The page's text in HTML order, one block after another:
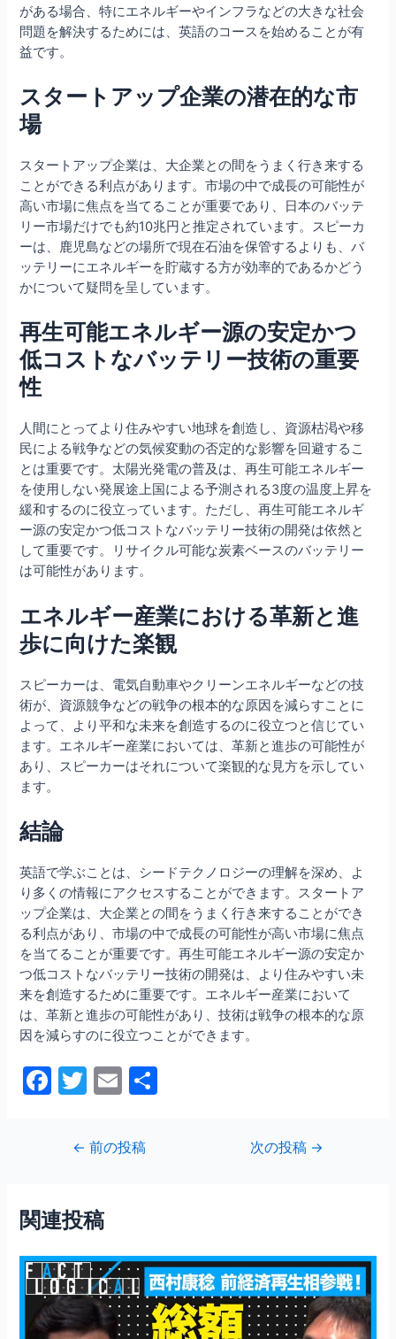
がある場合、特にエネルギーやインフラなどの大きな社会
問題を解決するためには、英語のコースを始めることが有
益です。
スタートアップ企業の潜在的な市
場
スタートアップ企業は、大企業との間をうまく行き来する
ことができる利点があります。市場の中で成長の可能性が
高い市場に焦点を当てることが重要であり、日本のバッテ
リー市場だけでも約10兆円と推定されています。スピーカ
ーは、鹿児島などの場所で現在石油を保管するよりも、バ
ッテリーにエネルギーを貯蔵する方が効率的であるかどう
かについて疑問を呈しています。
再生可能エネルギー源の安定かつ
低コストなバッテリー技術の重要
性
人間にとってより住みやすい地球を創造し、資源枯渇や移
民による戦争などの気候変動の否定的な影響を回避するこ
とは重要です。太陽光発電の普及は、再生可能エネルギー
を使用しない発展途上国による予測される3度の温度上昇を
緩和するのに役立っています。ただし、再生可能エネルギ
ー源の安定かつ低コストなバッテリー技術の開発は依然と
して重要です。リサイクル可能な炭素ベースのバッテリー
は可能性があります。
エネルギー産業における革新と進
歩に向けた楽観
スピーカーは、電気自動車やクリーンエネルギーなどの技
術が、資源競争などの戦争の根本的な原因を減らすことに
よって、より平和な未来を創造するのに役立つと信じてい
ます。エネルギー産業においては、革新と進歩の可能性が
あり、スピーカーはそれについて楽観的な見方を示してい
ます。
結論
英語で学ぶことは、シードテクノロジーの理解を深め、よ
り多くの情報にアクセスすることができます。スタートア
ップ企業は、大企業との間をうまく行き来することができ
る利点があり、市場の中で成長の可能性が高い市場に焦点
を当てることが重要です。再生可能エネルギー源の安定か
つ低コストなバッテリー技術の開発は、より住みやすい未
来を創造するために重要です。エネルギー産業において
は、革新と進歩の可能性があり、技術は戦争の根本的な原
因を減らすのに役立つことができます。
F
o
o
k
T
itt
er
E
ai
l
ビ
ゲ
シ
ョ
ン
← 前の投稿 次の投稿 →
関連投稿